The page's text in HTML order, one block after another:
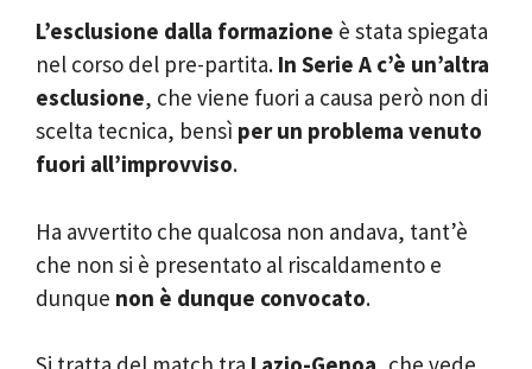
L’esclusione dalla formazione è stata spiegata
nel corso del pre-partita. In Serie A c’è un’altra
esclusione, che viene fuori a causa però non di
scelta tecnica, bensì per un problema venuto
fuori all’improvviso.
Ha avvertito che qualcosa non andava, tant’è
che non si è presentato al riscaldamento e
dunque non è dunque convocato.